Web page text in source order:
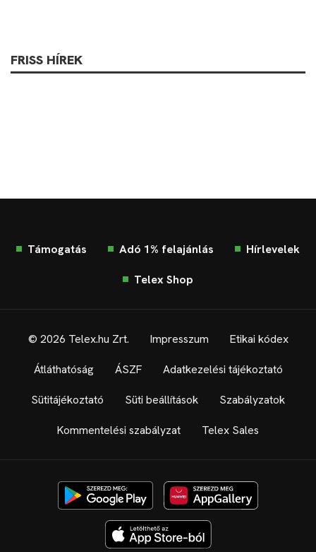
FRISS HÍREK
Támogatás Adó 1% felajánlás Hírlevelek
Telex Shop
© 2026 Telex.hu Zrt. Impresszum Etikai kódex
Átláthatóság ÁSZF Adatkezelési tájékoztató
Sütitájékoztató Süti beállítások Szabályzatok
Kommentelési szabályzat Telex Sales